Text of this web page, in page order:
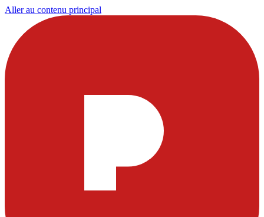
Aller au contenu principal